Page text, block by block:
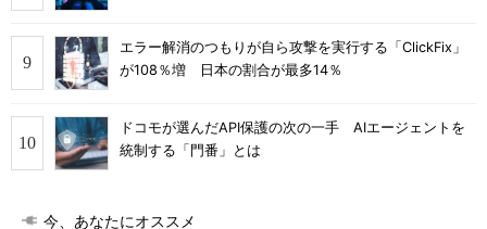
エラー解消のつもりが自ら攻撃を実行する「ClickFix」
が108％増 日本の割合が最多14％
ドコモが選んだAPI保護の次の一手 AIエージェントを
統制する「門番」とは
今、あなたにオススメ